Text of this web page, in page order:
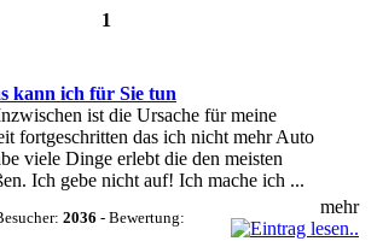
1
kann ich für Sie tun
ist die Ursache für meine
fortgeschritten das ich nicht mehr Auto
viele Dinge erlebt die den meisten
Ich gebe nicht auf! Ich mache ich ...
2036 - Bewertung:
mehr